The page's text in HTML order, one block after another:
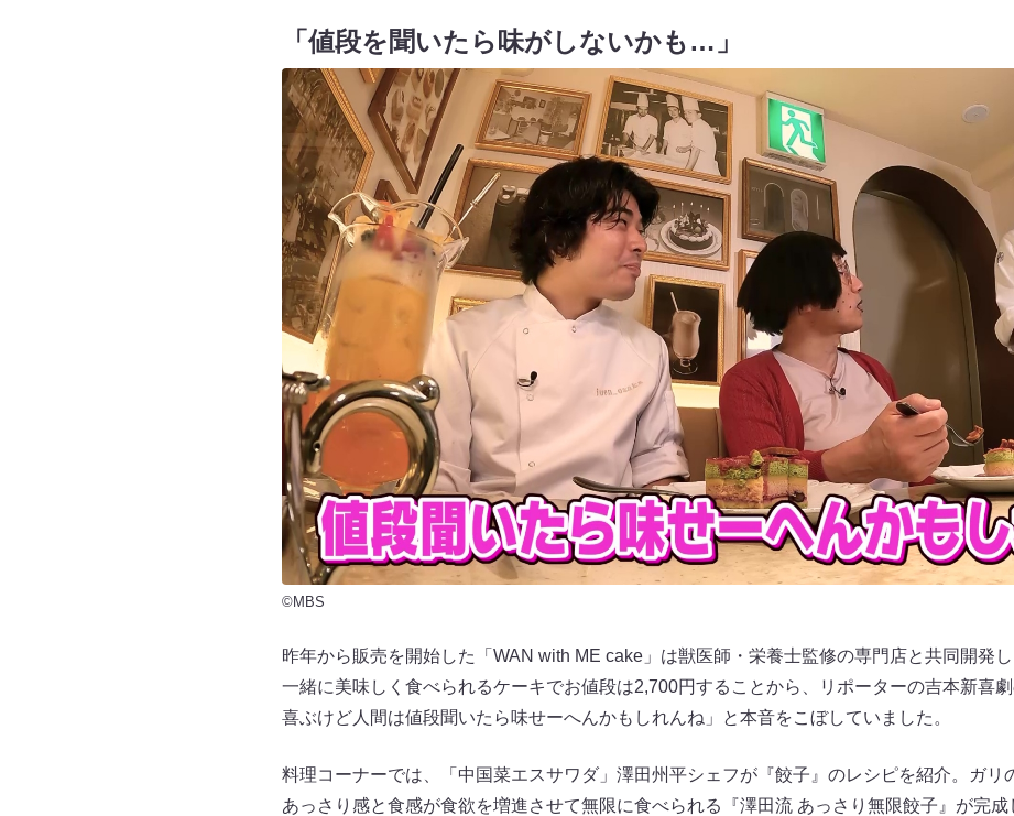
「値段を聞いたら味がしないかも…」
©MBS
昨年から販売を開始した「WAN with ME cake」は獣医師・栄養士監修の専門店と共同開発
一緒に美味しく食べられるケーキでお値段は2,700円することから、リポーターの吉本新喜
喜ぶけど人間は値段聞いたら味せーへんかもしれんね」と本音をこぼしていました。
料理コーナーでは、「中国菜エスサワダ」澤田州平シェフが『餃子』のレシピを紹介。ガリ
あっさり感と食感が食欲を増進させて無限に食べられる『澤田流 あっさり無限餃子』が完成